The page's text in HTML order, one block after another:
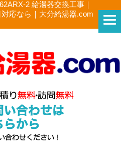
2 給湯器交換工事｜
応なら｜大分給湯器.com